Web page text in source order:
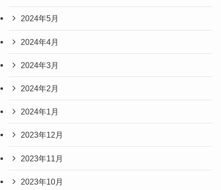
2024年5月
2024年4月
2024年3月
2024年2月
2024年1月
2023年12月
2023年11月
2023年10月